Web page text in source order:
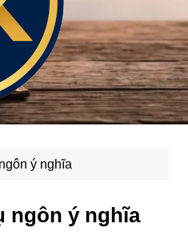
ý nghĩa
ngôn ý nghĩa